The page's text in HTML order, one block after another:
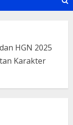
HGN 2025
Karakter